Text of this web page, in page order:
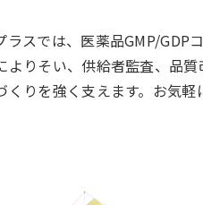
ラスでは、医薬品GMP/GDP
よりそい、供給者監査、品
くりを強く支えます。お気軽